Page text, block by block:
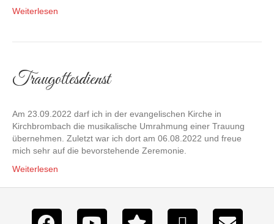
Weiterlesen
Traugottesdienst
Am 23.09.2022 darf ich in der evangelischen Kirche in
Kirchbrombach die musikalische Umrahmung einer Trauung
übernehmen. Zuletzt war ich dort am 06.08.2022 und freue
mich sehr auf die bevorstehende Zeremonie.
Weiterlesen